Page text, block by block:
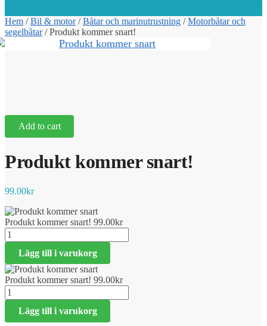
Hem /Bil & motor/Båtar och marinutrustning /Motorbåtar och
segelbåtar/Produkt kommer snart!
Add to cart
Produkt kommer snart!
99.00kr
Produkt kommer snart! 99.00kr
Produkt
kommer
snart!
mängd
Lägg till i varukorg
Produkt kommer snart! 99.00kr
Produkt
kommer
snart!
mängd
Lägg till i varukorg